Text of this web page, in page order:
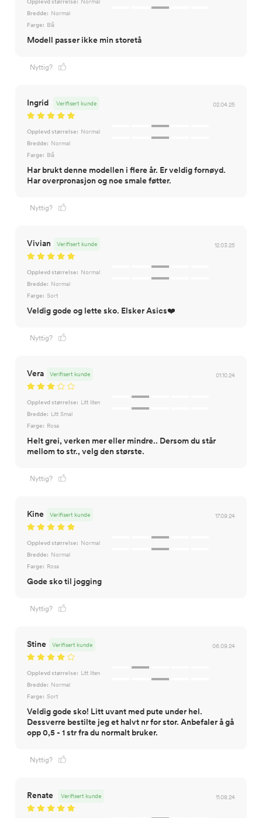
Bredde: Normal
Farge: Blå
Modell passer ikke min storetå
Nyttig?
Ingrid 02.04.25
Verifisert kunde
Opplevd størrelse: Normal
Bredde: Normal
Farge: Blå
Har brukt denne modellen i flere år. Er veldig fornøyd.
Har overpronasjon og noe smale føtter.
Nyttig?
Vivian 12.03.25
Verifisert kunde
Opplevd størrelse: Normal
Bredde: Normal
Farge: Sort
Veldig gode og lette sko. Elsker Asics❤️
Nyttig?
Vera 01.10.24
Verifisert kunde
Opplevd størrelse: Litt liten
Bredde: Litt Smal
Farge: Rosa
Helt grei, verken mer eller mindre.. Dersom du står
mellom to str., velg den største.
Nyttig?
Kine 17.09.24
Verifisert kunde
Opplevd størrelse: Normal
Bredde: Normal
Farge: Rosa
Gode sko til jogging
Nyttig?
Stine 06.09.24
Verifisert kunde
Opplevd størrelse: Litt liten
Bredde: Normal
Farge: Sort
Veldig gode sko! Litt uvant med pute under hel.
Dessverre bestilte jeg et halvt nr for stor. Anbefaler å gå
opp 0,5 - 1 str fra du normalt bruker.
Nyttig?
Renate 11.08.24
Verifisert kunde